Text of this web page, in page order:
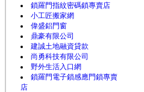
鎖羅門指紋密碼鎖專賣店
小工匠搬家網
偉盛鋁門窗
鼎豪有限公司
建誠土地融資貸款
尚勇科技有限公司
野外生活入口網
鎖羅門電子鎖感應門鎖專賣
店